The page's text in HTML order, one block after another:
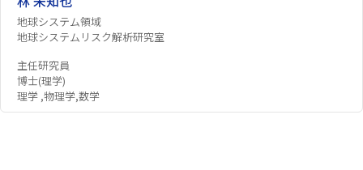
地球システム領域
地球システムリスク解析研究室
主任研究員
博士(理学)
理学 ,物理学,数学